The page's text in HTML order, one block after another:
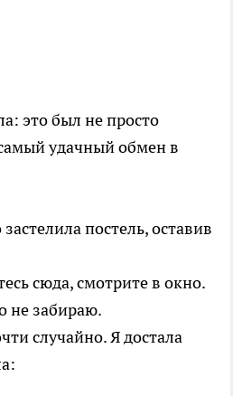
это был не просто
удачный обмен в
постель, оставив
сюда, смотрите в окно.
не забираю.
случайно. Я достала